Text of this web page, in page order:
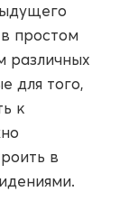
простом
различных
для того,
к
в